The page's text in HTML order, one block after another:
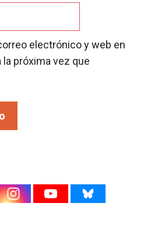
electrónico y web en
próxima vez que